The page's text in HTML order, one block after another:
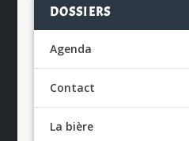
DOSSIERS
Agenda
Contact
La bière